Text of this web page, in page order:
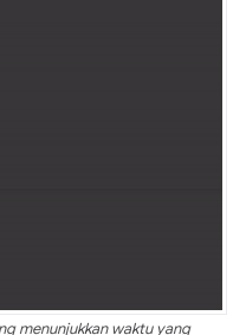
menunjukkan waktu yang